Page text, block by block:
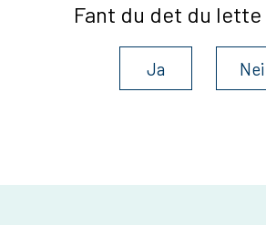
Fant du det du
Ja Nei